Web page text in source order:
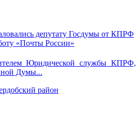
депутату Госдумы от КПРФ
«Почты России»
Юридической службы КПРФ,
Думы...
район